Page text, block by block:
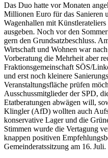
Das Duo hatte vor Monaten
Millionen Euro für das Sanieren
Wagenhallen mit
ausgeben. Noch vor den
gern den Grundsatzbeschluss.
Wirtschaft und Wohnen war
Vorberatung die Mehrheit aber
Fraktionsgemeinschaft SÖS/
und erst noch kleinere
Veranstaltungsfläche prüfen
Ausschussmitglieder der SPD,
Etatberatungen abwägen will,
Klingler (AfD) wollten auch
konservative Lager und die
Stimmen wurde die Vertagung
knappen positiven
Gemeinderatssitzung am 16. Juli.